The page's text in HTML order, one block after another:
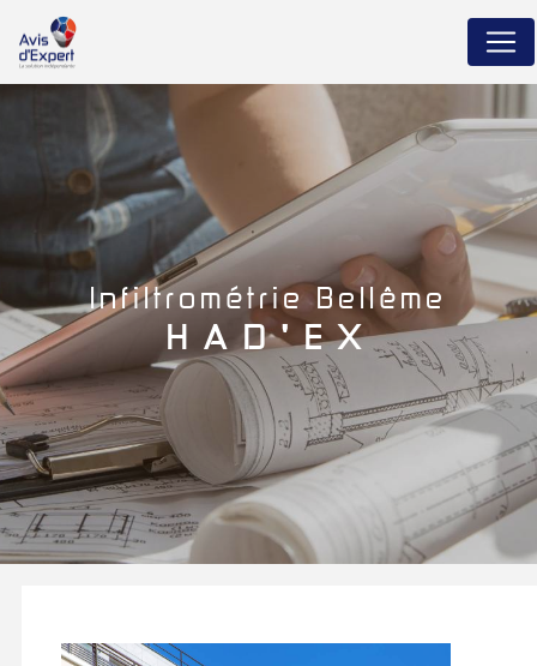
infiltrométrie Bellême
HAD'EX
Panneau de gestion des cookies